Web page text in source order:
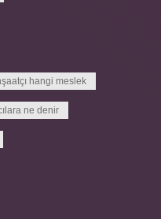
hangi meslek
ne denir